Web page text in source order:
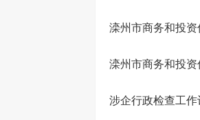
滦州市商务和投
滦州市商务和投
涉企行政检查工作